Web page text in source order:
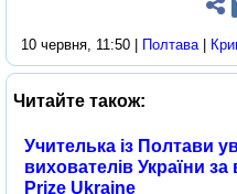
10 червня, 11:50 | Полтава |
Читайте також:
Учителька із Полтави
вихователів України
Prize Ukraine